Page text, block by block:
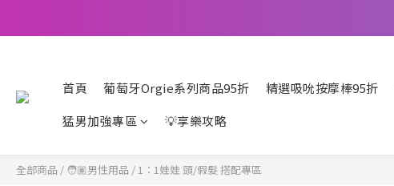
首頁 葡萄牙Orgie系列商品95折 精選吸吮按摩棒95折
猛男加強專區
💡享樂攻略
全部商品 / 🧑🏽男性用品 /1：1娃娃 頭/假髮 搭配專區